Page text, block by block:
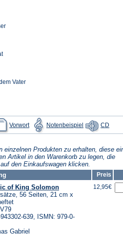
Vater
Vorwort
(Öffnet
in
einem
Tab)
Notenbeispiel
(Öffnet
in
einem
Tab)
CDin
Tab)
einzelnen Produkten zu erhalten, diese
Artikel in den Warenkorb zu legen, die
den Einkaufswagen klicken.
Preis
of King Solomon
56 Seiten, 21 cm x
639, ISMN: 979-0-
Gabriel
12,95€